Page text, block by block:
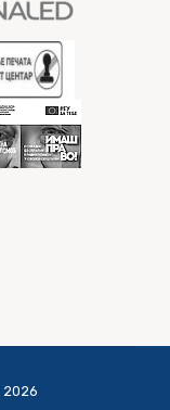
2026